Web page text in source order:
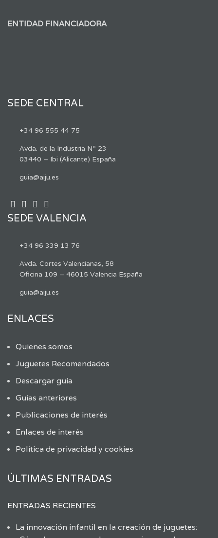
ENTIDAD FINANCIADORA
SEDE CENTRAL
+34 96 555 44 75
Avda. de la Industria Nº 23
03440 – Ibi (Alicante) España
guia@aiju.es
SEDE VALENCIA
+34 96 339 13 76
Avda. Cortes Valencianas, 58
Oficina 109 – 46015 Valencia España
guia@aiju.es
ENLACES
Quienes somos
Juguetes Recomendados
Descargar guía
Guías anteriores
Publicaciones de interés
Enlaces de interés
Política de privacidad y cookies
ÚLTIMAS ENTRADAS
ENTRADAS RECIENTES
La innovación infantil en la creación de juguetes: